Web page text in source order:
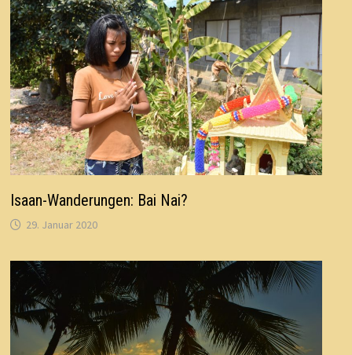
Isaan-Wanderungen: Bai Nai?
29. Januar 2020